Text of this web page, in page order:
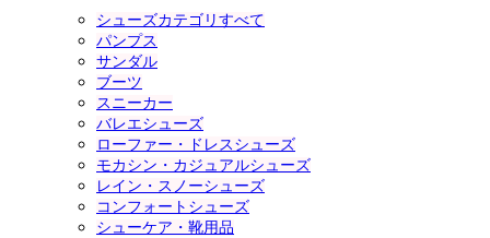
シューズカテゴリすべて
パンプス
サンダル
ブーツ
スニーカー
バレエシューズ
ローファー・ドレスシューズ
モカシン・カジュアルシューズ
レイン・スノーシューズ
コンフォートシューズ
シューケア・靴用品